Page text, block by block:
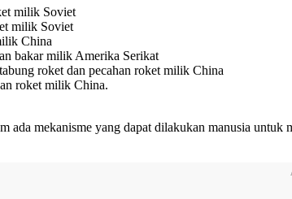
milik Soviet
milik Soviet
China
bakar milik Amerika Serikat
roket dan pecahan roket milik China
roket milik China.
ada mekanisme yang dapat dilakukan manusia